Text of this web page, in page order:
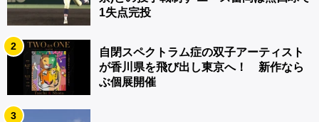
1失点完投
2
自閉スペクトラム症の双子アーティスト
が香川県を飛び出し東京へ！ 新作なら
ぶ個展開催
3